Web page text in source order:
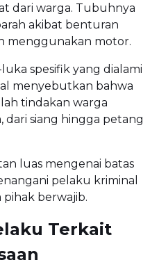
dari warga. Tubuhnya
akibat benturan
menggunakan motor.
spesifik yang dialami
menyebutkan bahwa
tindakan warga
siang hingga petang
luas mengenai batas
pelaku kriminal
berwajib.
Terkait